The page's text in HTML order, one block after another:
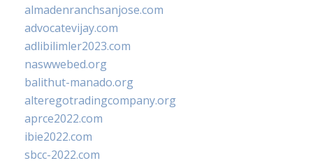
almadenranchsanjose.com
advocatevijay.com
adlibilimler2023.com
naswwebed.org
balithut-manado.org
alteregotradingcompany.org
aprce2022.com
ibie2022.com
sbcc-2022.com